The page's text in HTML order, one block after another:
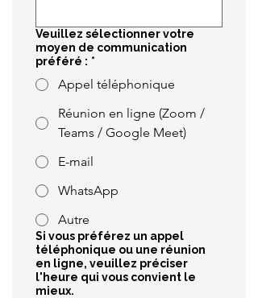
Veuillez sélectionner votre
moyen de communication
préféré : *
Appel téléphonique
Réunion en ligne (Zoom /
Teams / Google Meet)
E-mail
WhatsApp
Autre
Si vous préférez un appel
téléphonique ou une réunion
en ligne, veuillez préciser
l'heure qui vous convient le
mieux.